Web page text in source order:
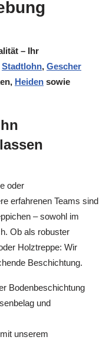
– Ihr
Stadtlohn, Gescher
Heiden sowie
oder
erfahrenen Teams sind
– sowohl im
Ob als robuster
Holztreppe: Wir
Beschichtung.
Bodenbeschichtung
und
unserem